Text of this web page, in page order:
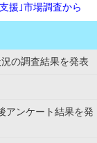
援｣市場調査から
の調査結果を発表
アンケート結果を発